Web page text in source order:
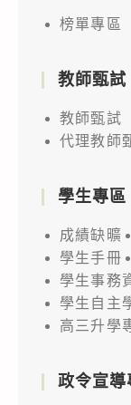
榜單專區
教師甄試
教師甄試
代理教師
學生專區
成績缺曠
學生手冊
學生事務
學生自主
高三升學
政令宣導